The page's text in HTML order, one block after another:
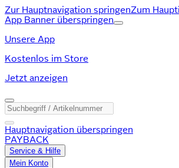
Zur Hauptnavigation springenZum
App Banner überspringen
Unsere App
Kostenlos im Store
Jetzt anzeigen
Hauptnavigation überspringen
PAYBACK
Service & Hilfe
Mein Konto